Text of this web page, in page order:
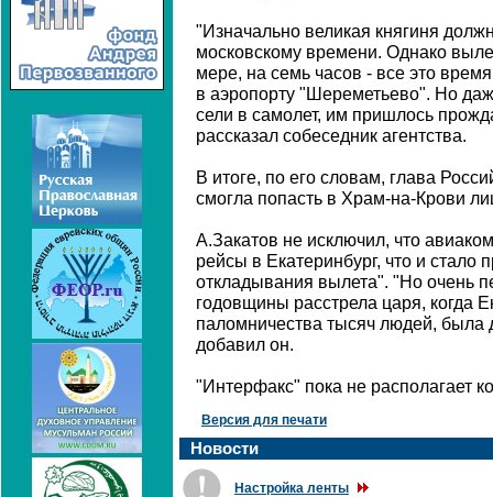
"Изначально великая княгиня
московскому времени. Однако
мере, на семь часов - все это
в аэропорту "Шереметьево". Но
сели в самолет, им пришлось
рассказал собеседник агентства.
В итоге, по его словам, глава
смогла попасть в Храм-на-Крови
А.Закатов не исключил, что
рейсы в Екатеринбург, что и стало
откладывания вылета". "Но очень
годовщины расстрела царя, когда
паломничества тысяч людей, была
добавил он.
"Интерфакс" пока не располагает
Версия для печати
Новости
Настройка ленты